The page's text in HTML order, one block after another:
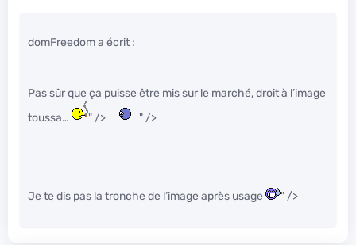
domFreedom a écrit :
Pas sûr que ça puisse être mis sur le marché, droit à l’image
toussa…
" /> " />
Je te dis pas la tronche de l’image après usage " />